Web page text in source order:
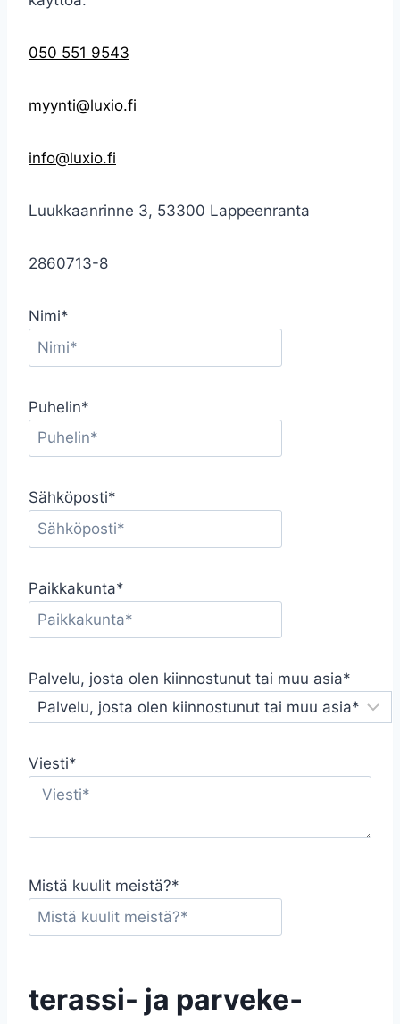
050 551 9543
myynti@luxio.fi
info@luxio.fi
Luukkaanrinne 3, 53300 Lappeenranta
2860713-8
Nimi*
Puhelin*
Sähköposti*
Paikkakunta*
Palvelu, josta olen kiinnostunut tai muu asia*
Viesti*
Mistä kuulit meistä?*
terassi- ja parveke­